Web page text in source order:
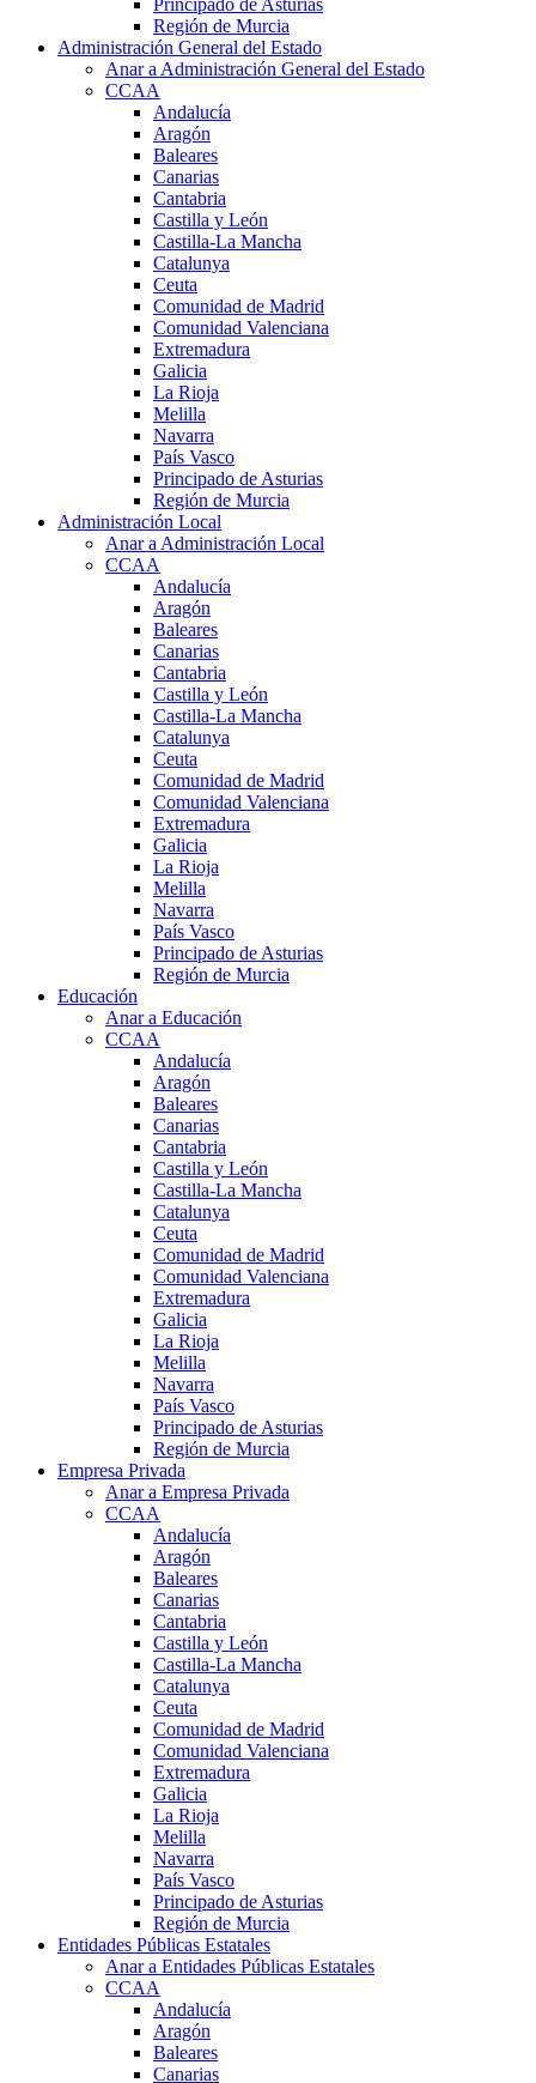
Región de Murcia
Administración General del Estado
Anar a Administración General del Estado
CCAA
Andalucía
Aragón
Baleares
Canarias
Cantabria
Castilla y León
Castilla-La Mancha
Catalunya
Ceuta
Comunidad de Madrid
Comunidad Valenciana
Extremadura
Galicia
La Rioja
Melilla
Navarra
País Vasco
Principado de Asturias
Región de Murcia
Administración Local
Anar a Administración Local
CCAA
Andalucía
Aragón
Baleares
Canarias
Cantabria
Castilla y León
Castilla-La Mancha
Catalunya
Ceuta
Comunidad de Madrid
Comunidad Valenciana
Extremadura
Galicia
La Rioja
Melilla
Navarra
País Vasco
Principado de Asturias
Región de Murcia
Educación
Anar a Educación
CCAA
Andalucía
Aragón
Baleares
Canarias
Cantabria
Castilla y León
Castilla-La Mancha
Catalunya
Ceuta
Comunidad de Madrid
Comunidad Valenciana
Extremadura
Galicia
La Rioja
Melilla
Navarra
País Vasco
Principado de Asturias
Región de Murcia
Empresa Privada
Anar a Empresa Privada
CCAA
Andalucía
Aragón
Baleares
Canarias
Cantabria
Castilla y León
Castilla-La Mancha
Catalunya
Ceuta
Comunidad de Madrid
Comunidad Valenciana
Extremadura
Galicia
La Rioja
Melilla
Navarra
País Vasco
Principado de Asturias
Región de Murcia
Entidades Públicas Estatales
Anar a Entidades Públicas Estatales
CCAA
Andalucía
Aragón
Baleares
Canarias